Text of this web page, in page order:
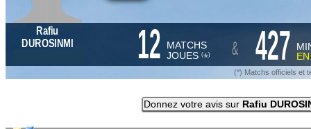
Rafiu
DUROSINMI
12 MATCHS
JOUES (*) & 427
(*) Matchs officiels et
Donnez votre avis sur Rafiu